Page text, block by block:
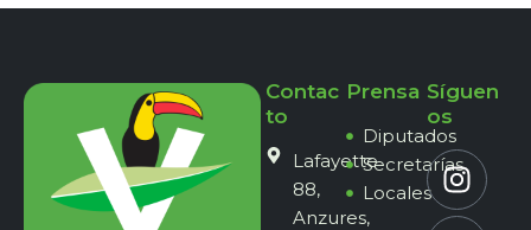
Contac
to
Lafayette
88,
Anzures,
Prensa
Diputados
Secretarías
Locales
Síguen
os